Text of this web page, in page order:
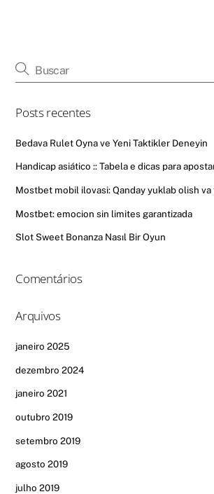
Posts recentes
Bedava Rulet Oyna ve Yeni Taktikler Deneyin
Handicap asiático :: Tabela e dicas para
Mostbet mobil ilovasi: Qanday yuklab olish
Mostbet: emocion sin limites garantizada
Slot Sweet Bonanza Nasıl Bir Oyun
Comentários
Arquivos
janeiro 2025
dezembro 2024
janeiro 2021
outubro 2019
setembro 2019
agosto 2019
julho 2019